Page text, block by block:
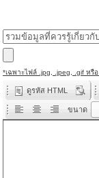
*เฉพาะไฟล์ .jpg, .jpeg, .gif หรื
ดูรหัส HTML
ขนาด